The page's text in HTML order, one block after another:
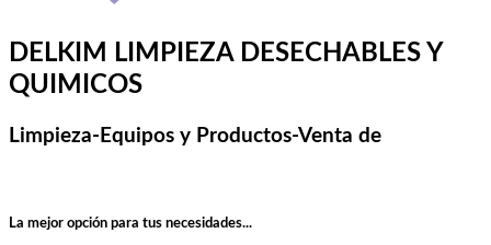
DELKIM LIMPIEZA DESECHABLES Y
QUIMICOS
Limpieza-Equipos y Productos-Venta de
La mejor opción para tus necesidades...